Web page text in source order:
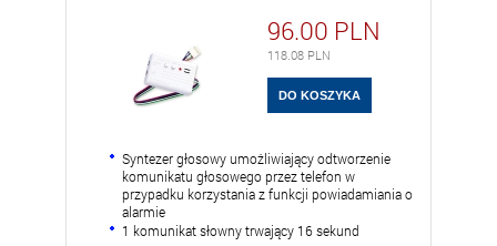
96.00 PLN
118.08 PLN
Syntezer głosowy umożliwiający odtworzenie
komunikatu głosowego przez telefon w
przypadku korzystania z funkcji powiadamiania o
alarmie
1 komunikat słowny trwający 16 sekund